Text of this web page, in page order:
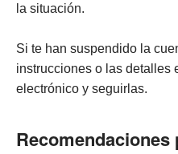
la situación.
Si te han suspendido la
instrucciones o las detalles
electrónico y seguirlas.